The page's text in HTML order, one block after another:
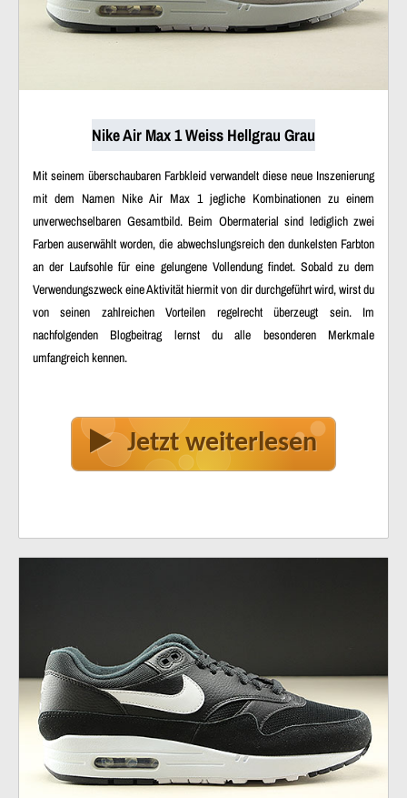
Nike Air Max 1 Weiss Hellgrau Grau
Mit seinem überschaubaren Farbkleid verwandelt diese neue Inszenierung
mit dem Namen Nike Air Max 1 jegliche Kombinationen zu einem
unverwechselbaren Gesamtbild. Beim Obermaterial sind lediglich zwei
Farben auserwählt worden, die abwechslungsreich den dunkelsten Farbton
an der Laufsohle für eine gelungene Vollendung findet. Sobald zu dem
Verwendungszweck eine Aktivität hiermit von dir durchgeführt wird, wirst du
von seinen zahlreichen Vorteilen regelrecht überzeugt sein. Im
nachfolgenden Blogbeitrag lernst du alle besonderen Merkmale
umfangreich kennen.
Jetzt weiterlesen